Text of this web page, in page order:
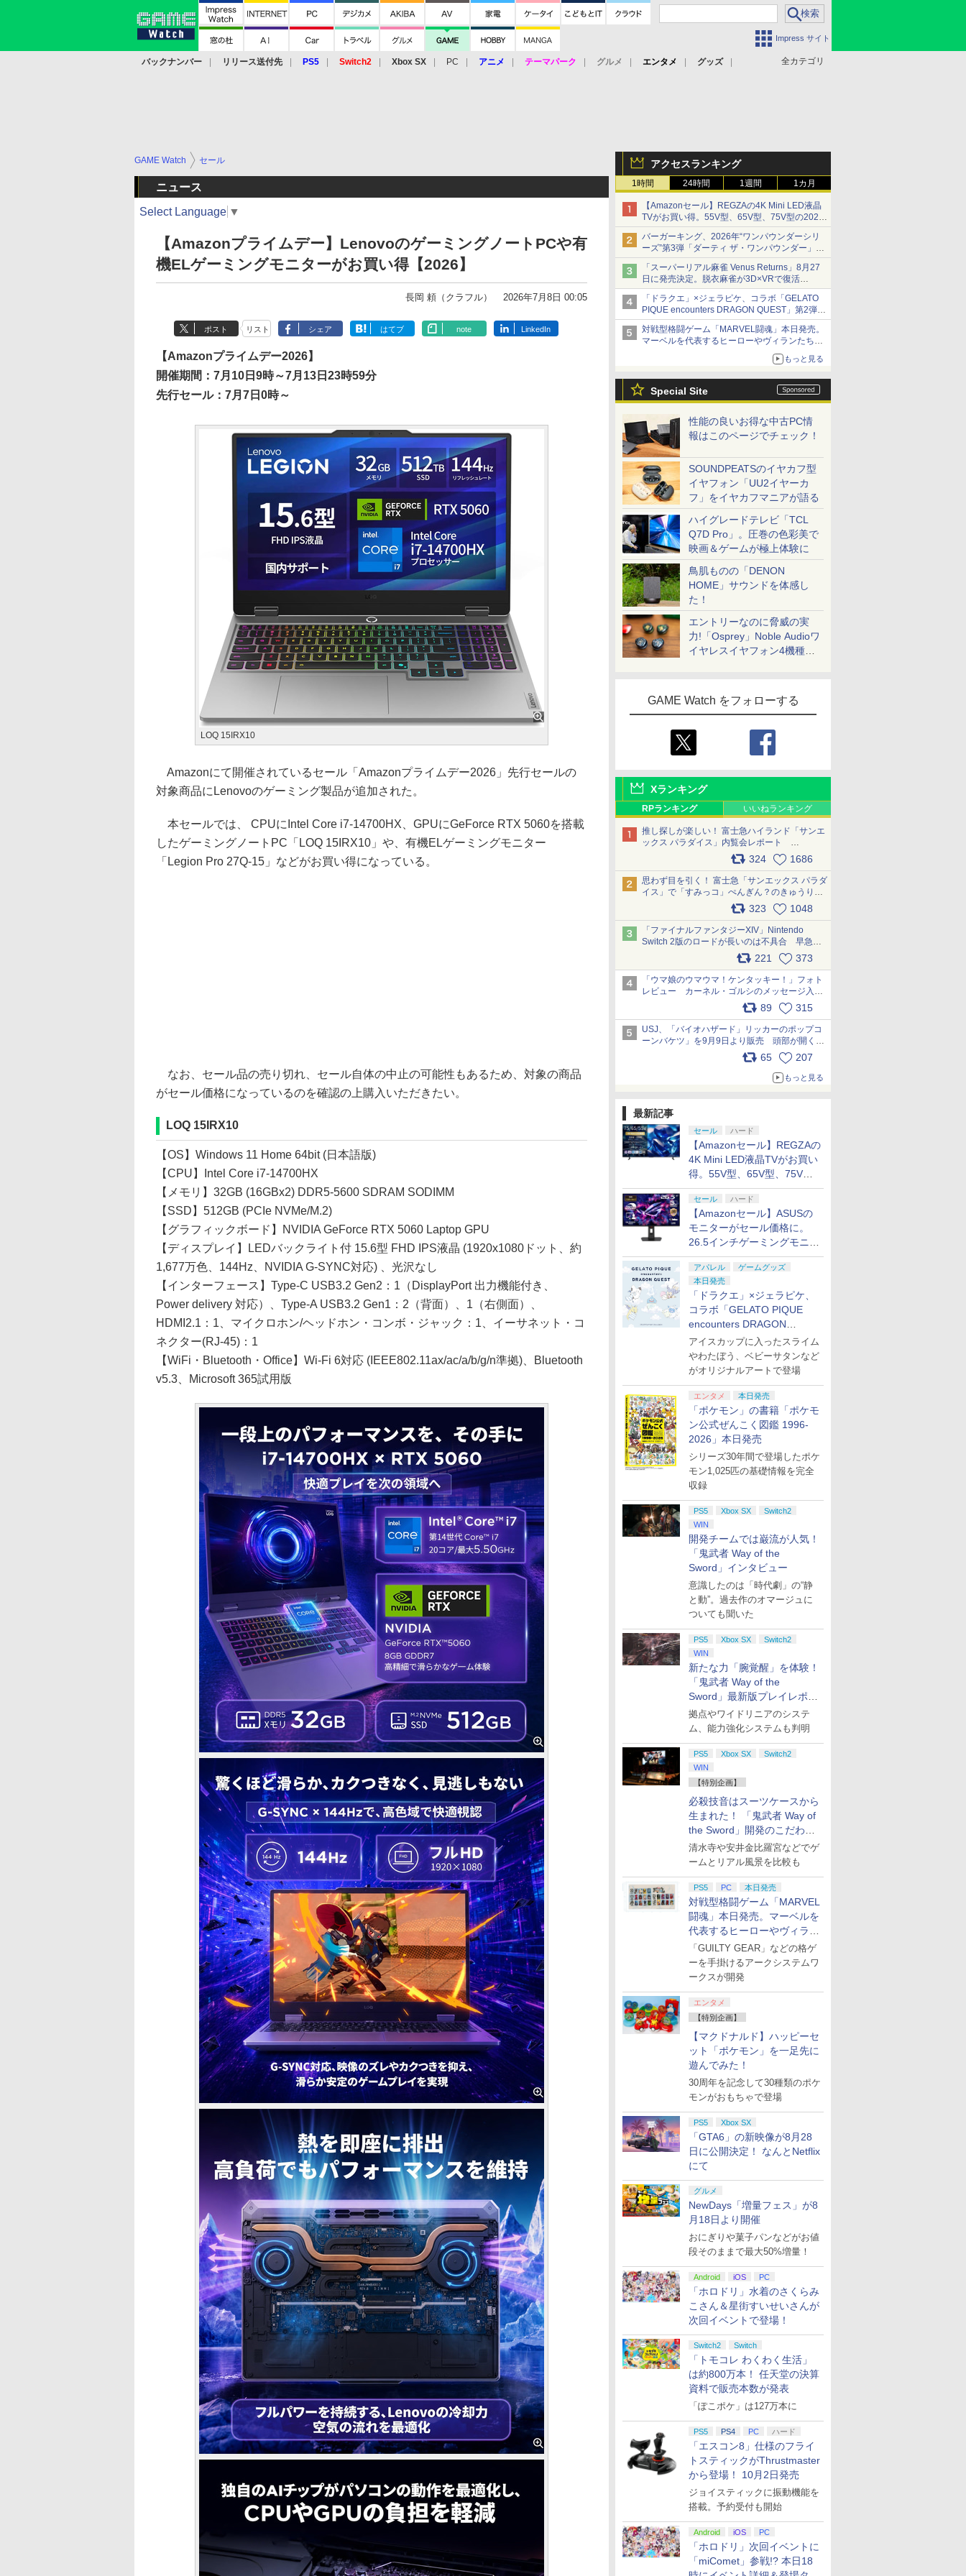
Impress サイト
全カテゴリ
バックナンバー リリース送付先 PS5 Switch2 Xbox SX PC アニメ テーマパーク グルメ エンタメ
グッズ
アクセスランキング
1時間 24時間 1週間 1カ月
【Amazonセール】REGZAの4K Mini LED液晶
TVがお買い得。55V型、65V型、75V型の2026
年モデルがラインナップ
バーガーキング、2026年“ワンパウンダーシリ
ーズ”第3弾「ダーティ ザ・ワンパウンダー」を
8月7日発売
「特製ガーリックマヨソース」を使用した超大
型チーズバーガー
「スーパーリアル麻雀 Venus Returns」8月27
日に発売決定。脱衣麻雀が3D×VRで復活
発売から2週間は20%オフになるセールが実施
「ドラクエ」×ジェラピケ、コラボ「GELATO
PIQUE encounters DRAGON QUEST」第2弾が
本日発売
アイスカップに入ったスライムやわたぼう、ベ
ビーサタンなどがオリジナルアートで登場
対戦型格闘ゲーム「MARVEL闘魂」本日発売。
マーベルを代表するヒーローやヴィランたちが
「GUILTY GEAR」などの格ゲーを手掛けるア
もっと見る
Special Site
性能の良いお得な中古PC情
報はこのページでチェック！
SOUNDPEATSのイヤカフ型
イヤフォン「UU2イヤーカ
フ」をイヤカフマニアが語る
ハイグレードテレビ「TCL
Q7D Pro」。圧巻の色彩美で
映画＆ゲームが極上体験に
鳥肌ものの「DENON
HOME」サウンドを体感し
た！
エントリーなのに脅威の実
力!「Osprey」Noble Audioワ
イヤレスイヤフォン4機種を
GAME Watch をフォローする
Xランキング
RPランキング いいねランキング
推し探しが楽しい！ 富士急ハイランド「サンエ
ックス パラダイス」内覧会レポート
324 1686
思わず目を引く！ 富士急「サンエックス パラダ
イス」で「すみっコ」ぺんぎん？のきゅうりド
ッグを食べてみた イラストそのままのメニュ
ー化に挑戦。これが意外にもおいしい
pic.x.com/Kgl04hZaeg
323 1048
「ファイナルファンタジーXIV」Nintendo
Switch 2版のロードが長いのは不具合 早急に
アップデートできるよう対応中221 373
「ウマ娘のウマウマ！ケンタッキー！」フォト
レビュー カーネル・ゴルシのメッセージ入り
パッケージや描き下ろしトレカなどが登場
89 315
USJ、「バイオハザード」リッカーのポップコ
ーンバケツ」を9月9日より販売 頭部が開く仕
組み。味は恐怖を堪のう「味噌フレーバー」
65 207
もっと見る
最新記事
セール ハード
【Amazonセール】REGZAの
4K Mini LED液晶TVがお買い
得。55V型、65V型、75V型
の2026年モデルがラインナ
ップ
セール ハード
【Amazonセール】ASUSの
モニターがセール価格に。
26.5インチゲーミングモニタ
ー「ROG Strix OLED
XG27ACDMS」限定モデルも
お買い得
アパレル
ゲームグッズ
本日発売
「ドラクエ」×ジェラピケ、
コラボ「GELATO PIQUE
encounters DRAGON
QUEST」第2弾が本日発売
アイスカップに入ったスライム
やわたぼう、ベビーサタンなど
がオリジナルアートで登場
エンタメ 本日発売
「ポケモン」の書籍「ポケモ
ン公式ぜんこく図鑑 1996-
2026」本日発売
シリーズ30年間で登場したポケ
モン1,025匹の基礎情報を完全
収録
PS5 Xbox SX
Switch2
WIN
開発チームでは巌流が人気！
「鬼武者 Way of the
Sword」インタビュー
意識したのは「時代劇」の“静
と動”。過去作のオマージュに
ついても聞いた
PS5 Xbox SX
Switch2
WIN
新たな力「腕覚醒」を体験！
「鬼武者 Way of the
Sword」最新版プレイレポー
ト
拠点やワイドリニアのシステ
ム、能力強化システムも判明
PS5 Xbox SX
Switch2
WIN
【特別企画】
必殺技音はスーツケースから
生まれた！ 「鬼武者 Way of
the Sword」開発のこだわり
を目撃！
清水寺や安井金比羅宮などでゲ
ームとリアル風景を比較も
PS5 PC 本日発売
対戦型格闘ゲーム「MARVEL
闘魂」本日発売。マーベルを
代表するヒーローやヴィラン
たちが登場
「GUILTY GEAR」などの格ゲ
ーを手掛けるアークシステムワ
ークスが開発
エンタメ
【特別企画】
【マクドナルド】ハッピーセ
ット「ポケモン」を一足先に
遊んでみた！
30周年を記念して30種類のポケ
モンがおもちゃで登場
PS5 Xbox SX
「GTA6」の新映像が8月28
日に公開決定！ なんとNetflix
にて
グルメ
NewDays「増量フェス」が8
月18日より開催
おにぎりや菓子パンなどがお値
段そのままで最大50%増量！
Android iOS PC
「ホロドリ」水着のさくらみ
こさん＆星街すいせいさんが
次回イベントで登場！
Switch2 Switch
「トモコレ わくわく生活」
は約800万本！ 任天堂の決算
資料で販売本数が発表
「ぽこポケ」は127万本に
PS5 PS4 PC ハード
「エスコン8」仕様のフライ
トスティックがThrustmaster
から登場！ 10月2日発売
ジョイスティックに振動機能を
搭載。予約受付も開始
Android iOS PC
「ホロドリ」次回イベントに
「miComet」参戦!? 本日18
GAME Watch セール
ニュース
Select Language ▼
【Amazonプライムデー】LenovoのゲーミングノートPCや有
機ELゲーミングモニターがお買い得【2026】
長岡 頼（クラフル） 2026年7月8日 00:05
ポスト リスト シェア はてブ note LinkedIn
【Amazonプライムデー2026】
開催期間：7月10日9時～7月13日23時59分
先行セール：7月7日0時～
LOQ 15IRX10
Amazonにて開催されているセール「Amazonプライムデー2026」先行セールの
対象商品にLenovoのゲーミング製品が追加された。
本セールでは、 CPUにIntel Core i7-14700HX、GPUにGeForce RTX 5060を搭載
したゲーミングノートPC「LOQ 15IRX10」や、有機ELゲーミングモニター
「Legion Pro 27Q-15」などがお買い得になっている。
なお、セール品の売り切れ、セール自体の中止の可能性もあるため、対象の商品
がセール価格になっているのを確認の上購入いただきたい。
LOQ 15IRX10
【OS】Windows 11 Home 64bit (日本語版)
【CPU】Intel Core i7-14700HX
【メモリ】32GB (16GBx2) DDR5-5600 SDRAM SODIMM
【SSD】512GB (PCIe NVMe/M.2)
【グラフィックボード】NVIDIA GeForce RTX 5060 Laptop GPU
【ディスプレイ】LEDバックライト付 15.6型 FHD IPS液晶 (1920x1080ドット、約
1,677万色、144Hz、NVIDIA G-SYNC対応) 、光沢なし
【インターフェース】Type-C USB3.2 Gen2：1（DisplayPort 出力機能付き、
Power delivery 対応）、Type-A USB3.2 Gen1：2（背面）、1（右側面）、
HDMI2.1：1、マイクロホン/ヘッドホン・コンボ・ジャック：1、イーサネット・コ
ネクター(RJ-45)：1
【WiFi・Bluetooth・Office】Wi-Fi 6対応 (IEEE802.11ax/ac/a/b/g/n準拠)、Bluetooth
v5.3、Microsoft 365試用版